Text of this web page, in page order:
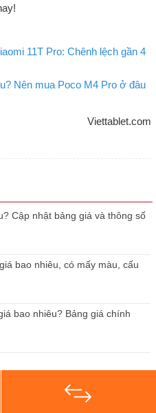
11T Pro: Chênh lệch gần 4
Nên mua Poco M4 Pro ở đâu
Viettablet.com
Cập nhật bảng giá và thông số
bao nhiêu, có mấy màu, cấu
bao nhiêu? Bảng giá chính